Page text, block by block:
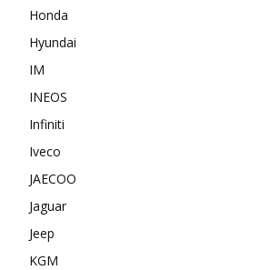
Honda
Hyundai
IM
INEOS
Infiniti
Iveco
JAECOO
Jaguar
Jeep
KGM